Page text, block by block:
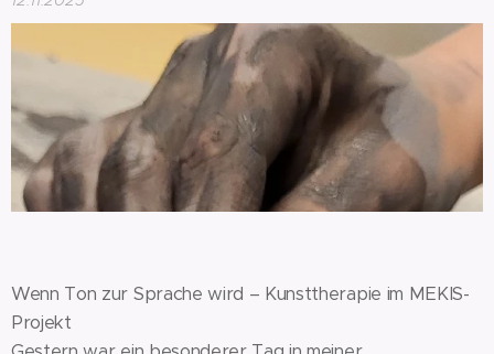
Wenn Ton zur Sprache wird – Kunsttherapie im MEKIS-
Projekt